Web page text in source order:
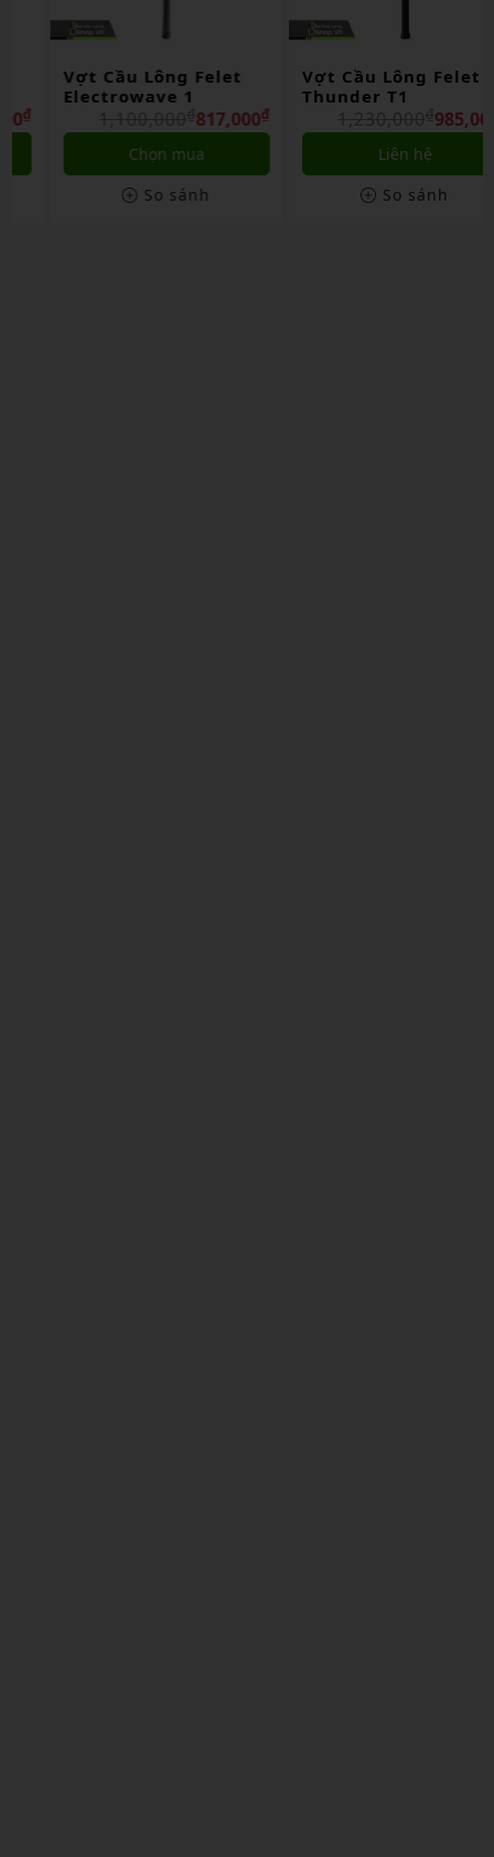
Vợt Cầu Lông Felet
Electrowave 1
817,000₫
1,100,000
Chọn mua
So sánh
Vợt Cầu Lông Felet
Thunder T1
985,000₫
1,230,000 ₫
Liên hệ
So sánh